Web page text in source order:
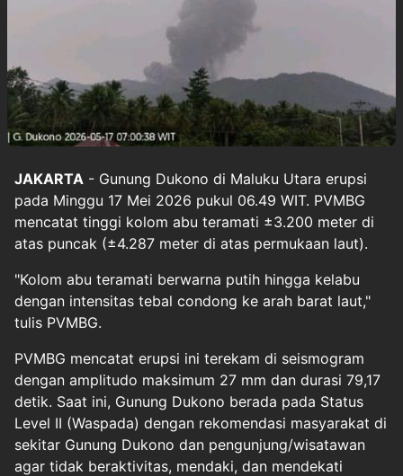
JAKARTA - Gunung Dukono di Maluku Utara erupsi
pada Minggu 17 Mei 2026 pukul 06.49 WIT. PVMBG
mencatat tinggi kolom abu teramati ±3.200 meter di
atas puncak (±4.287 meter di atas permukaan laut).
"Kolom abu teramati berwarna putih hingga kelabu
dengan intensitas tebal condong ke arah barat laut,"
tulis PVMBG.
PVMBG mencatat erupsi ini terekam di seismogram
dengan amplitudo maksimum 27 mm dan durasi 79,17
detik. Saat ini, Gunung Dukono berada pada Status
Level II (Waspada) dengan rekomendasi masyarakat di
sekitar Gunung Dukono dan pengunjung/wisatawan
agar tidak beraktivitas, mendaki, dan mendekati